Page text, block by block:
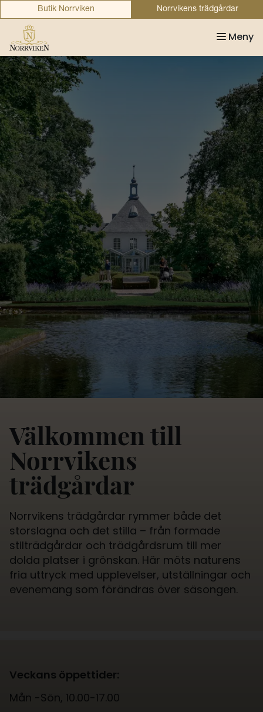
Butik Norrviken Norrvikens trädgårdar
Meny
Välkommen till
Norrvikens
trädgårdar
Norrvikens trädgårdar rymmer både det
storslagna och det stilla – från formade
stilträdgårdar och trädgårdsrum till mer
dolda platser i grönskan. Här möts naturens
fria uttryck med upplevelser, utställningar och
evenemang som förändras över säsongen.
Veckans öppettider:
Mån -Sön, 10.00-17.00